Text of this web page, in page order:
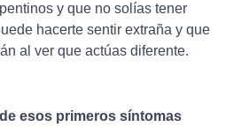
y que no solías tener
hacerte sentir extraña y que
al ver que actúas diferente.
esos primeros síntomas